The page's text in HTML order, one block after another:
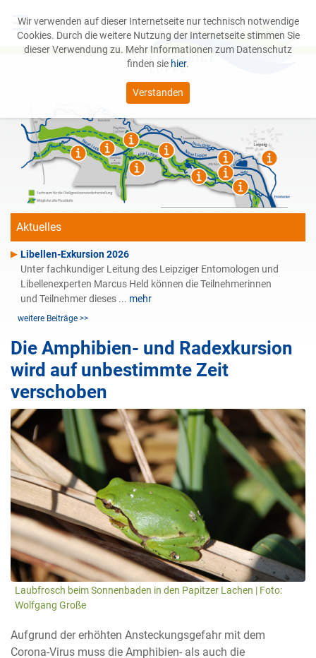
Wir verwenden auf dieser Internetseite nur technisch notwendige
Cookies. Durch die weitere Nutzung der Internetseite stimmen Sie
dieser Verwendung zu. Mehr Informationen zum Datenschutz
finden sie hier.
Verstanden
☰
Leipziger Auwald
Service
Aktuelles
Libellen-Exkursion 2026
Unter fachkundiger Leitung des Leipziger Entomologen und
Libellenexperten Marcus Held können die Teilnehmerinnen
und Teilnehmer dieses ... mehr
weitere Beiträge >>
Die Amphibien- und Radexkursion
wird auf unbestimmte Zeit
verschoben
Laubfrosch beim Sonnenbaden in den Papitzer Lachen | Foto:
Wolfgang Große
Aufgrund der erhöhten Ansteckungsgefahr mit dem
Corona-Virus muss die Amphibien- als auch die